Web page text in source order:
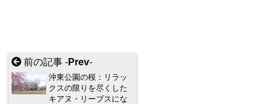
前の記事 -Prev-
沖東公園の桜：リラッ
クスの限りを尽くした
キアヌ・リーブスにな